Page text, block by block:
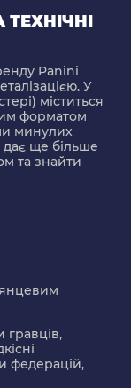
Panini
У
міститься
форматом
минулих
дає ще більше
та знайти
гравців,
федерацій,